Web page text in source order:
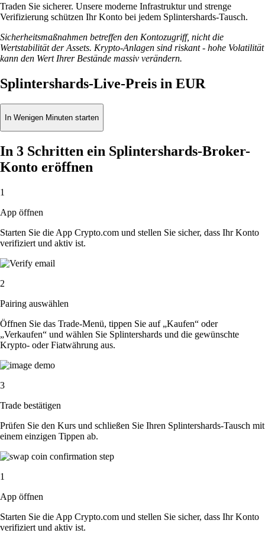
Traden Sie sicherer. Unsere moderne Infrastruktur und strenge
Verifizierung schützen Ihr Konto bei jedem Splintershards-Tausch.
Sicherheitsmaßnahmen betreffen den Kontozugriff, nicht die
Wertstabilität der Assets. Krypto-Anlagen sind riskant - hohe Volatilität
kann den Wert Ihrer Bestände massiv verändern.
Splintershards-Live-Preis in EUR
In Wenigen Minuten starten
In 3 Schritten ein Splintershards-Broker-
Konto eröffnen
1
App öffnen
Starten Sie die App Crypto.com und stellen Sie sicher, dass Ihr Konto
verifiziert und aktiv ist.
2
Pairing auswählen
Öffnen Sie das Trade-Menü, tippen Sie auf „Kaufen“ oder
„Verkaufen“ und wählen Sie Splintershards und die gewünschte
Krypto- oder Fiatwährung aus.
3
Trade bestätigen
Prüfen Sie den Kurs und schließen Sie Ihren Splintershards-Tausch mit
einem einzigen Tippen ab.
1
App öffnen
Starten Sie die App Crypto.com und stellen Sie sicher, dass Ihr Konto
verifiziert und aktiv ist.